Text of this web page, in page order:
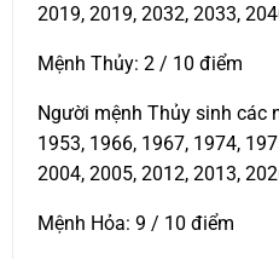
2019, 2019, 2032, 2033,
Mệnh Thủy: 2 / 10 điểm
Người mệnh Thủy sinh các
1953, 1966, 1967, 1974,
2004, 2005, 2012, 2013,
Mệnh Hỏa: 9 / 10 điểm